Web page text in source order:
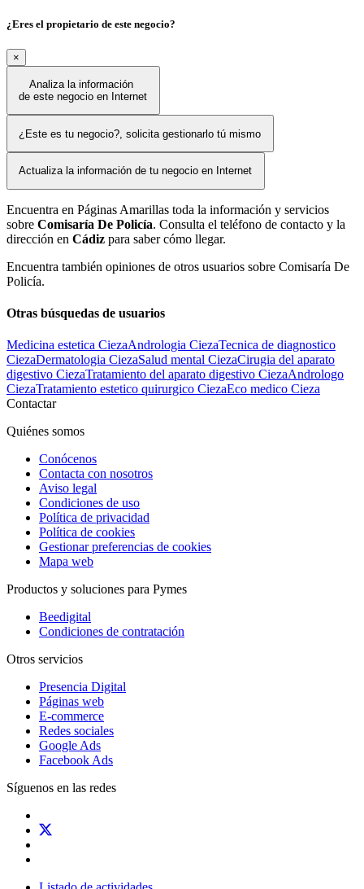
¿Eres el propietario de este negocio?
×
Analiza la información
de este negocio en Internet
¿Este es tu negocio?, solicita gestionarlo tú mismo
Actualiza la información de tu negocio en Internet
Encuentra en Páginas Amarillas toda la información y servicios
sobre Comisaría De Policía. Consulta el teléfono de contacto y la
dirección en Cádiz para saber cómo llegar.
Encuentra también opiniones de otros usuarios sobre Comisaría De
Policía.
Otras búsquedas de usuarios
Medicina estetica CiezaAndrologia CiezaTecnica de diagnostico
CiezaDermatologia CiezaSalud mental CiezaCirugia del aparato
digestivo CiezaTratamiento del aparato digestivo CiezaAndrologo
CiezaTratamiento estetico quirurgico CiezaEco medico Cieza
Contactar
Quiénes somos
Conócenos
Contacta con nosotros
Aviso legal
Condiciones de uso
Política de privacidad
Política de cookies
Gestionar preferencias de cookies
Mapa web
Productos y soluciones para Pymes
Beedigital
Condiciones de contratación
Otros servicios
Presencia Digital
Páginas web
E-commerce
Redes sociales
Google Ads
Facebook Ads
Síguenos en las redes